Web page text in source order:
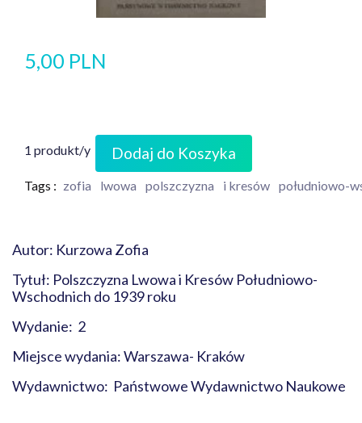
5,00 PLN
1 produkt/y Dodaj do Koszyka
Tags : zofia lwowa polszczyzna i kresów południowo-
Autor: Kurzowa Zofia
Tytuł: Polszczyzna Lwowa i Kresów Południowo-
Wschodnich do 1939 roku
Wydanie: 2
Miejsce wydania: Warszawa- Kraków
Wydawnictwo: Państwowe Wydawnictwo Naukowe